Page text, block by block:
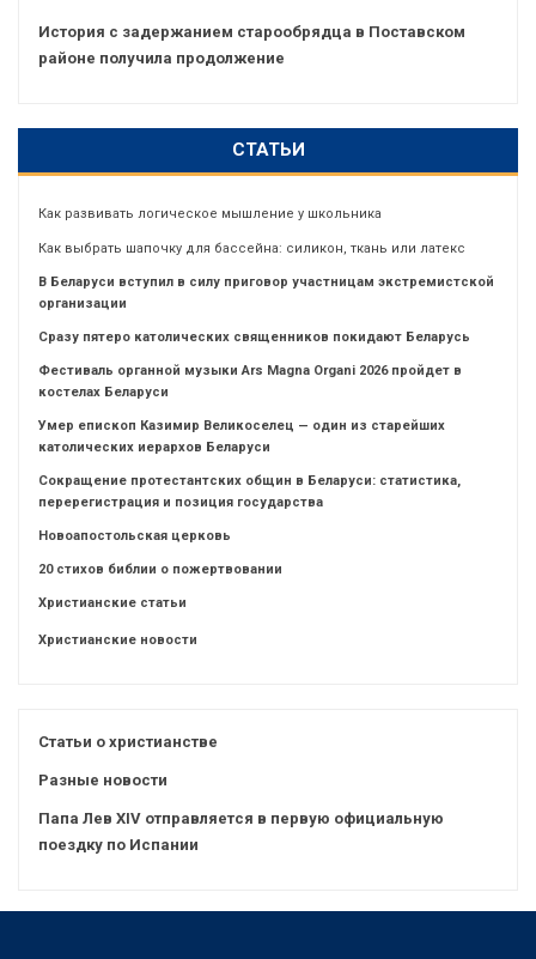
История с задержанием старообрядца в Поставском
районе получила продолжение
СТАТЬИ
Как развивать логическое мышление у школьника
Как выбрать шапочку для бассейна: силикон, ткань или латекс
В Беларуси вступил в силу приговор участницам экстремистской
организации
Сразу пятеро католических священников покидают Беларусь
Фестиваль органной музыки Ars Magna Organi 2026 пройдет в
костелах Беларуси
Умер епископ Казимир Великоселец — один из старейших
католических иерархов Беларуси
Сокращение протестантских общин в Беларуси: статистика,
перерегистрация и позиция государства
Новоапостольская церковь
20 стихов библии о пожертвовании
Христианские статьи
Христианские новости
Статьи о христианстве
Разные новости
Папа Лев XIV отправляется в первую официальную
поездку по Испании